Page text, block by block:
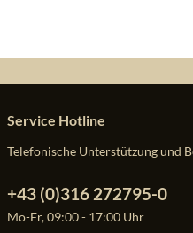
Service Hotline
Telefonische Unterstützung und
+43 (0)316 272795-0
Mo-Fr, 09:00 - 17:00 Uhr